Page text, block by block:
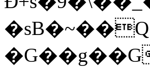
�G��g��G